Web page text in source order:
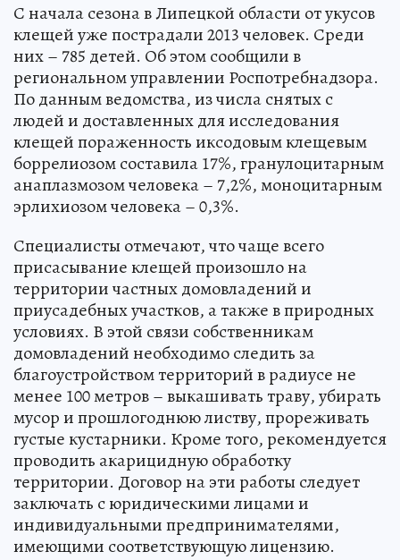
С начала сезона в Липецкой области от укусов
клещей уже пострадали 2013 человек. Среди
них – 785 детей. Об этом сообщили в
региональном управлении Роспотребнадзора.
По данным ведомства, из числа снятых с
людей и доставленных для исследования
клещей пораженность иксодовым клещевым
боррелиозом составила 17%, гранулоцитарным
анаплазмозом человека – 7,2%, моноцитарным
эрлихиозом человека – 0,3%.
Специалисты отмечают, что чаще всего
присасывание клещей произошло на
территории частных домовладений и
приусадебных участков, а также в природных
условиях. В этой связи собственникам
домовладений необходимо следить за
благоустройством территорий в радиусе не
менее 100 метров – выкашивать траву, убирать
мусор и прошлогоднюю листву, прореживать
густые кустарники. Кроме того, рекомендуется
проводить акарицидную обработку
территории. Договор на эти работы следует
заключать с юридическими лицами и
индивидуальными предпринимателями,
имеющими соответствующую лицензию.